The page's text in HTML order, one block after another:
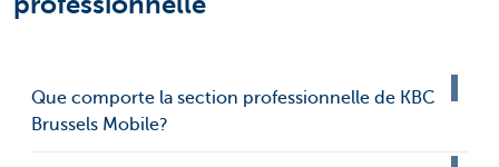
Que comporte la section professionnelle de KBC
Brussels Mobile?